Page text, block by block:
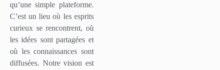
qu’une simple plateforme.
C’est un lieu où les esprits
curieux se rencontrent, où
les idées sont partagées et
où les connaissances sont
diffusées. Notre vision est